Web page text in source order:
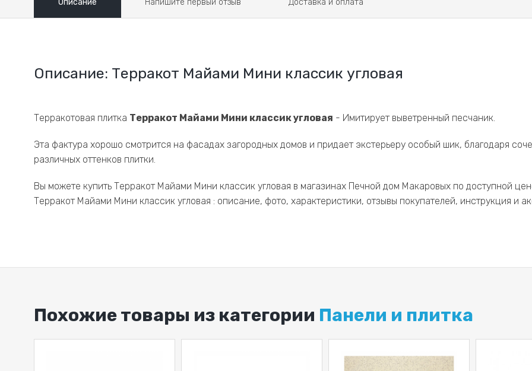
Описание Напишите первый отзыв Доставка и оплата
Описание: Терракот Майами Мини классик угловая
Терракотовая плитка Терракот Майами Мини классик угловая - Имитирует выветренный песчаник.
Эта фактура хорошо смотрится на фасадах загородных домов и придает экстерьеру особый шик, благодаря
различных оттенков плитки.
Вы можете купить Терракот Майами Мини классик угловая в магазинах Печной дом Макаровых по доступной
Терракот Майами Мини классик угловая : описание, фото, характеристики, отзывы покупателей, инструкция и
Похожие товары из категории Панели и плитка